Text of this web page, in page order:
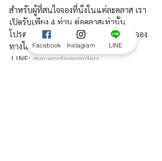
สำหรับผู้ที่สนใจจองที่นั่งในแต่ละคลาส เรา
เปิดรับเพียง 4 ท่าน ต่อคลาสเท่านั้น
โปรดแจ้งชื่อ และเบอร์ติดต่อ เพื่อลงชื่อจอง
ทางไลน์
LINE: @everydaywonders
Facebook Instagram LINE